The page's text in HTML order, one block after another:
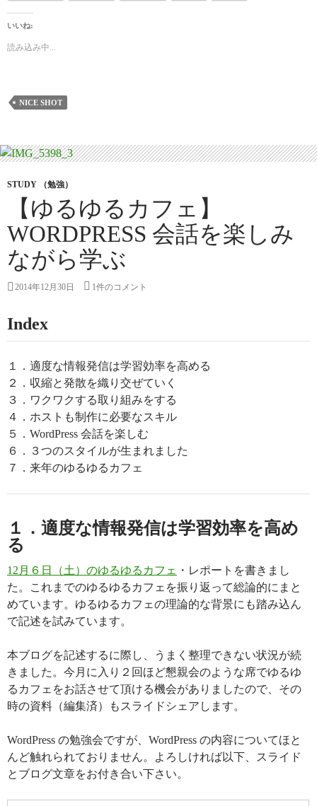
いいね:
読み込み中...
NICE SHOT
STUDY （勉強）
【ゆるゆるカフェ】
WORDPRESS 会話を楽しみ
ながら学ぶ
2014年12月30日 1件のコメント
Index
１．適度な情報発信は学習効率を高める
２．収縮と発散を織り交ぜていく
３．ワクワクする取り組みをする
４．ホストも制作に必要なスキル
５．WordPress 会話を楽しむ
６．３つのスタイルが生まれました
７．来年のゆるゆるカフェ
１．適度な情報発信は学習効率を高め
る
12月６日（土）のゆるゆるカフェ ・レポートを書きまし
た。これまでのゆるゆるカフェを振り返って総論的にまと
めています。ゆるゆるカフェの理論的な背景にも踏み込ん
で記述を試みています。
本ブログを記述するに際し、うまく整理できない状況が続
きました。今月に入り２回ほど懇親会のような席でゆるゆ
るカフェをお話させて頂ける機会がありましたので、その
時の資料（編集済）もスライドシェアします。
WordPress の勉強会ですが、WordPress の内容についてほと
んど触れられておりません。よろしければ以下、スライド
とブログ文章をお付き合い下さい。